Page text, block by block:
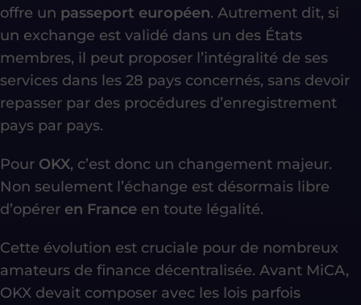
offre un passeport européen. Autrement dit, si
un exchange est validé dans un des États
membres, il peut proposer l’intégralité de ses
services dans les 28 pays concernés, sans devoir
repasser par des procédures d’enregistrement
pays par pays.
Pour OKX, c’est donc un changement majeur.
Non seulement l’échange est désormais libre
d’opérer en France en toute légalité.
Cette évolution est cruciale pour de nombreux
amateurs de finance décentralisée. Avant MiCA,
OKX devait composer avec les lois parfois